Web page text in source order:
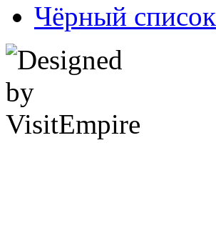
Чёрный список